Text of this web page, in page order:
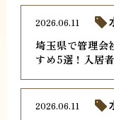
埼玉県で管理会
すめ5選！入居
2026.06.11
2026.06.11